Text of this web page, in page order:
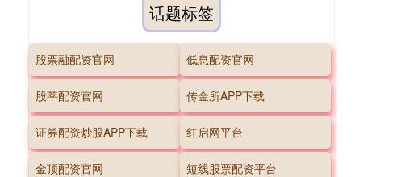
话题标签
股票融配资官网 低息配资官网
股莘配资官网 传金所APP下载
证券配资炒股APP下载 红启网平台
金顶配资官网 短线股票配资平台